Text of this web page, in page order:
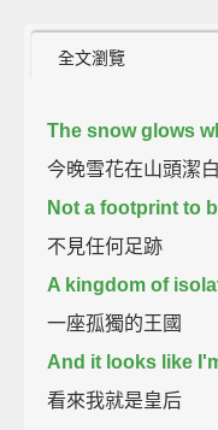
全文瀏覽
The snow glows
今晚雪花在山頭潔
Not a footprint to
不見任何足跡
A kingdom of
一座孤獨的王國
And it looks like
看來我就是皇后